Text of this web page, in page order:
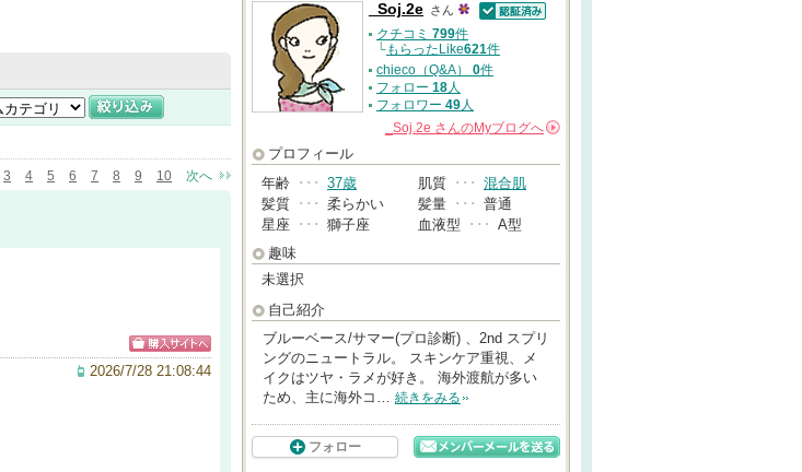
3 4 5 6 7 8 9 10 次へ
2026/7/28 21:08:44
_Soj.2e さん
クチコミ 799件
└もらったLike621件
chieco（Q&A） 0件
フォロー 18人
フォロワー 49人
_Soj.2e さんのMyブログへ
プロフィール
年齢 ･･･ 37歳 肌質 ･･･ 混合肌
髪質 ･･･ 柔らかい 髪量 ･･･ 普通
星座 ･･･ 獅子座 血液型 ･･･ A型
趣味
未選択
自己紹介
ブルーベース/サマー(プロ診断) 、2nd スプリ
ングのニュートラル。 スキンケア重視、メ
イクはツヤ・ラメが好き。 海外渡航が多い
ため、主に海外コ… 続きをみる
フォロー